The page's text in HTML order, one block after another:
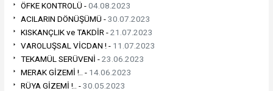
ÖFKE KONTROLÜ -04.08.2023
ACILARIN DÖNÜŞÜMÜ -30.07.2023
KISKANÇLIK ve TAKDİR -21.07.2023
VAROLUŞSAL VİCDAN ! - 11.07.2023
TEKAMÜL SERÜVENİ -23.06.2023
MERAK GİZEMİ !.. - 14.06.2023
RÜYA GİZEMİ !.. -30.05.2023